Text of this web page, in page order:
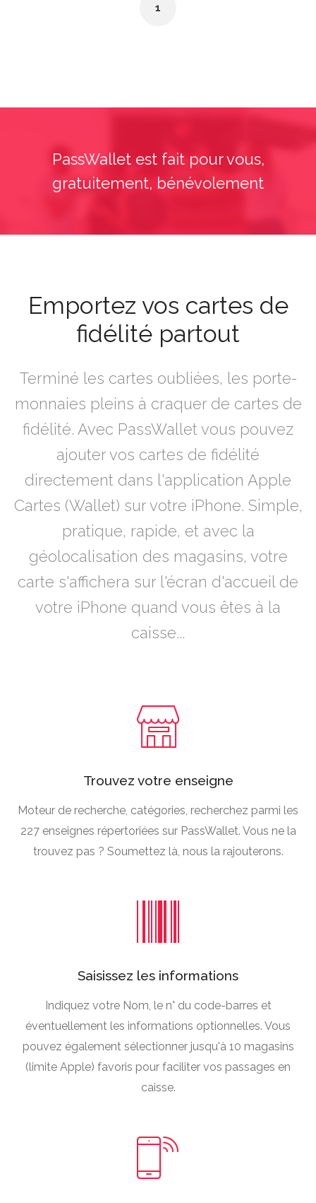
1
PassWallet est fait pour vous,
gratuitement, bénévolement
Emportez vos cartes de
fidélité partout
Terminé les cartes oubliées, les porte-
monnaies pleins à craquer de cartes de
fidélité. Avec PassWallet vous pouvez
ajouter vos cartes de fidélité
directement dans l'application Apple
Cartes (Wallet) sur votre iPhone. Simple,
pratique, rapide, et avec la
géolocalisation des magasins, votre
carte s'affichera sur l'écran d'accueil de
votre iPhone quand vous êtes à la
caisse...
Trouvez votre enseigne
Moteur de recherche, catégories, recherchez parmi les
227 enseignes répertoriées sur PassWallet. Vous ne la
trouvez pas ? Soumettez là, nous la rajouterons.
Saisissez les informations
Indiquez votre Nom, le n° du code-barres et
éventuellement les informations optionnelles. Vous
pouvez également sélectionner jusqu'à 10 magasins
(limite Apple) favoris pour faciliter vos passages en
caisse.